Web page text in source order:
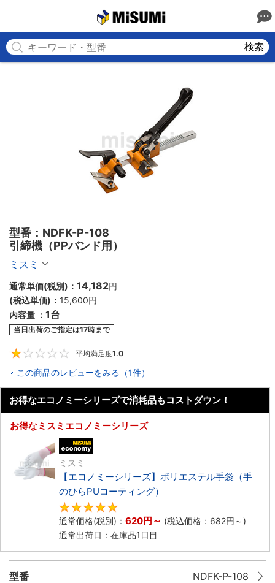
検索
型番：NDFK-P-108
引締機（PPバンド用）
ミスミ
通常単価(税別)： 14,182円
(税込単価)： 15,600円
内容量 ： 1台
当日出荷のご指定は17時まで
平均満足度1.0
この商品のレビューをみる（1件）
お得なエコノミーシリーズで消耗品もコストダウン！
お得なミスミエコノミーシリーズ
ミスミ
【エコノミーシリーズ】ポリエステル手袋（手
のひらPUコーティング）
通常価格(税別)： 620円 ～ (税込価格： 682円 ～)
通常出荷日：在庫品1日目
型番 NDFK-P-108